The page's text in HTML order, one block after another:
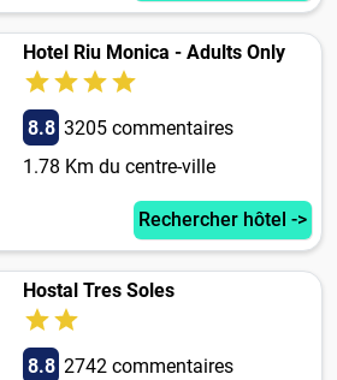
Hotel Riu Monica - Adults Only
8.8 3205 commentaires
1.78 Km du centre-ville
Rechercher hôtel ->
Hostal Tres Soles
8.8 2742 commentaires